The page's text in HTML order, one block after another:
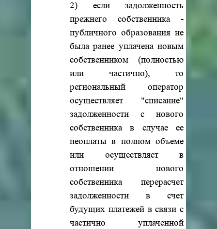
2) если задолженность
прежнего собственника -
публичного образования не
была ранее уплачена новым
собственником (полностью
или частично), то
региональный оператор
осуществляет "списание"
задолженности с нового
собственника в случае ее
неоплаты в полном объеме
или осуществляет в
отношении нового
собственника перерасчет
задолженности в счет
будущих платежей в связи с
частично уплаченной